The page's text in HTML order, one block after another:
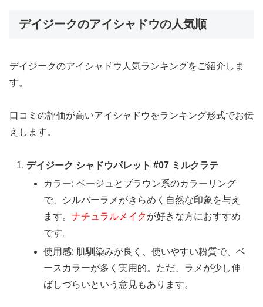
デイジークのアイシャドウの人気順
デイジークのアイシャドウ人気ランキングをご紹介しま
す。
口コミの評価が高いアイシャドウをランキング形式でお伝
えします。
デイジーク シャドウパレット #07 ミルクラテ
カラー: ベージュとブラウン系のカラーリング
で、シルバーラメがきらめく自然な印象を与え
ます。ナチュラルメイクが好きな方におすすめ
です。
使用感: 肌馴染みが良く、使いやすい粉質で、ベ
ースカラーが多く実用的。ただ、ラメが少し伸
ばしづらいという意見もあります。